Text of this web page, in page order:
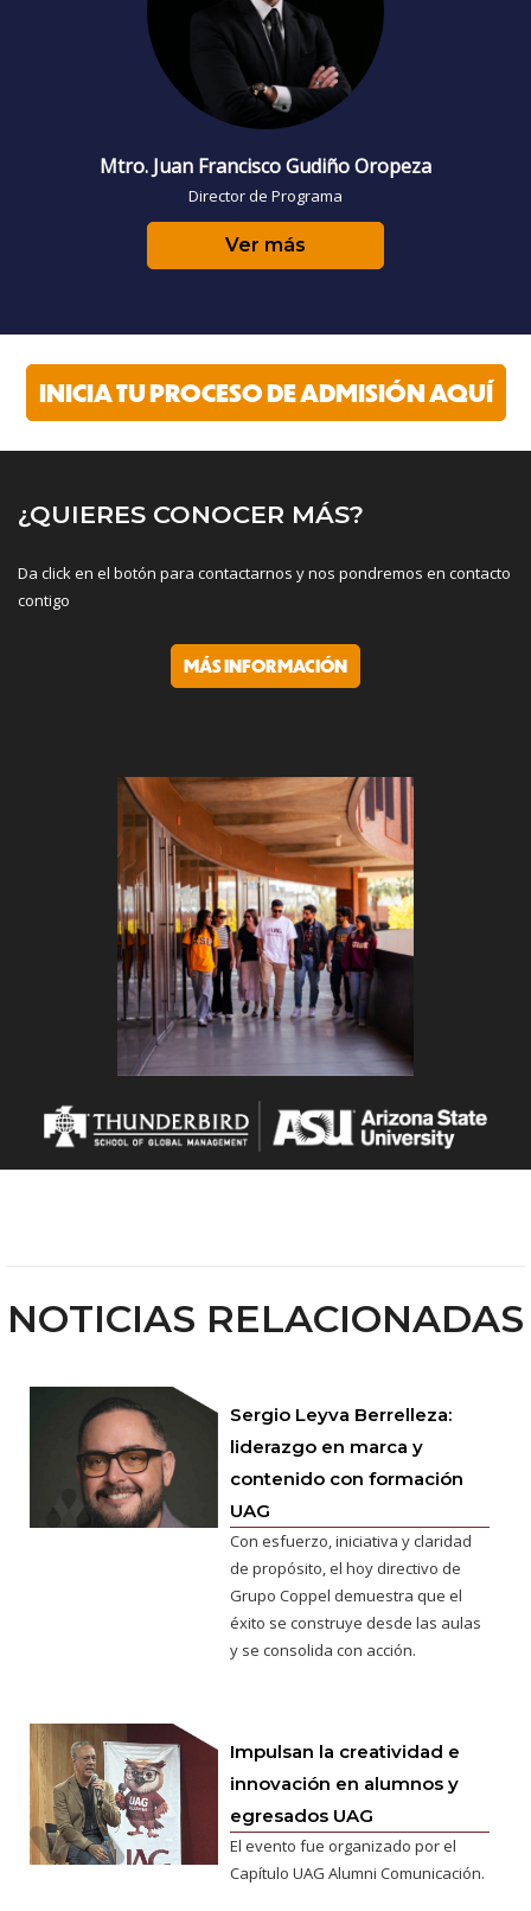
Mtro. Juan Francisco Gudiño Oropeza
Director de Programa
Ver más
INICIA TU PROCESO DE ADMISIÓN AQUÍ
¿QUIERES CONOCER MÁS?
Da click en el botón para contactarnos y nos pondremos en contacto
contigo
MÁS INFORMACIÓN
NOTICIAS RELACIONADAS
Sergio Leyva Berrelleza:
liderazgo en marca y
contenido con formación
UAG
Con esfuerzo, iniciativa y claridad
de propósito, el hoy directivo de
Grupo Coppel demuestra que el
éxito se construye desde las aulas
y se consolida con acción.
Impulsan la creatividad e
innovación en alumnos y
egresados UAG
El evento fue organizado por el
Capítulo UAG Alumni Comunicación.